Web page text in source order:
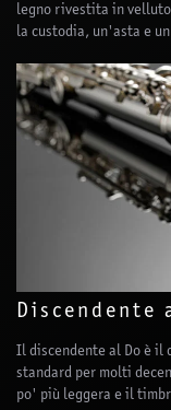
legno rivestita in
la custodia, un'asta e
Discendente
Il discendente al Do è il
standard per molti
po' più leggera e il